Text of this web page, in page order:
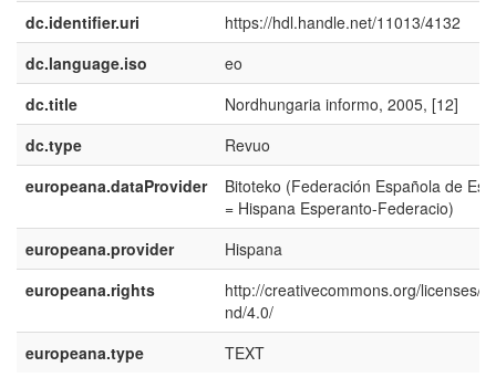
dc.identifier.uri
https://hdl.handle.net/11013/4132
dc.language.iso
eo
dc.title
Nordhungaria informo, 2005, [12]
dc.type
Revuo
europeana.dataProvider
Bitoteko (Federación Española de
= Hispana Esperanto-Federacio)
europeana.provider
Hispana
europeana.rights
http://creativecommons.org/licenses/
nd/4.0/
europeana.type
TEXT